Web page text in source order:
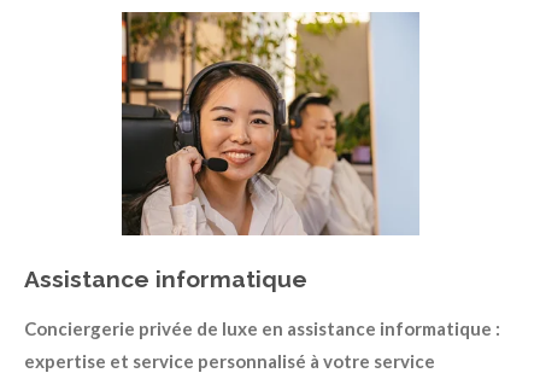
Assistance informatique
Conciergerie privée de luxe en assistance informatique :
expertise et service personnalisé à votre service